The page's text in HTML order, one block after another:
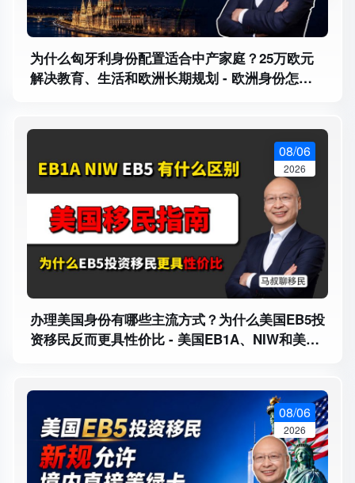
为什么匈牙利身份配置适合中产家庭？25万欧元
解决教育、生活和欧洲长期规划 - 欧洲身份怎么
办理美国身份有哪些主流方式？为什么美国EB5投
资移民反而更具性价比 - 美国EB1A、NIW和美国
08/06
2026
08/06
2026